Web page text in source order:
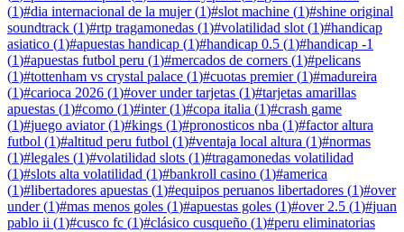
(1)#dia internacional de la mujer(1)#slot machine (1)#shine original
soundtrack (1)#rtp tragamonedas (1)#volatilidad slot (1)#handicap
asiatico (1)#apuestas handicap (1)#handicap 0.5 (1)#handicap -1
(1)#apuestas futbol peru (1)#mercados de corners (1)#pelicans
(1)#tottenham vs crystal palace (1)#cuotas premier(1)#madureira
(1)#carioca 2026 (1)#over under tarjetas (1)#tarjetas amarillas
apuestas (1)#como (1)#inter(1)#copa italia (1)#crash game
(1)#juego aviator(1)#kings (1)#pronosticos nba (1)#factor altura
futbol (1)#altitud peru futbol (1)#ventaja local altura (1)#normas
(1)#legales (1)#volatilidad slots (1)#tragamonedas volatilidad
(1)#slots alta volatilidad (1)#bankroll casino (1)#america
(1)#libertadores apuestas (1)#equipos peruanos libertadores (1)#over
under(1)#mas menos goles (1)#apuestas goles (1)#over 2.5 (1)#juan
pablo ii (1)#cusco fc (1)#clásico cusqueño (1)#peru eliminatorias